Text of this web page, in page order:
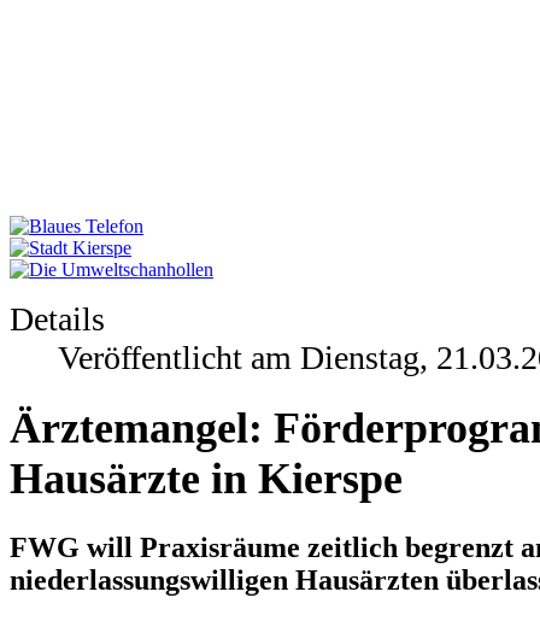
Details
Veröffentlicht am Dienstag,
Ärztemangel:
Hausärzte in Kierspe
FWG will Praxisräume zeitlich begrenzt
niederlassungswilligen Hausärzten